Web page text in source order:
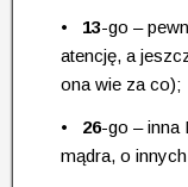
• 13-go –
atencję, a
ona wie za co);
• 26-go – inna
mądra, o